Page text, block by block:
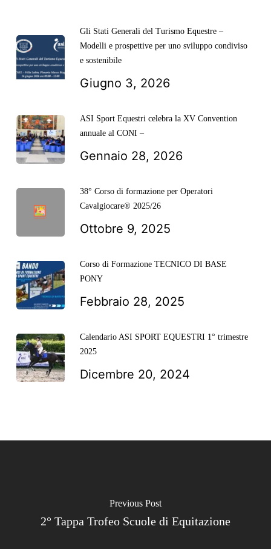
Gli Stati Generali del Turismo Equestre –
Modelli e prospettive per uno sviluppo condiviso
e sostenibile
Giugno 3, 2026
ASI Sport Equestri celebra la XV Convention
annuale al CONI –
Gennaio 28, 2026
38° Corso di formazione per Operatori
Cavalgiocare® 2025/26
Ottobre 9, 2025
Corso di Formazione TECNICO DI BASE
PONY
Febbraio 28, 2025
Calendario ASI SPORT EQUESTRI 1° trimestre
2025
Dicembre 20, 2024
Previous Post
2° Tappa Trofeo Scuole di Equitazione